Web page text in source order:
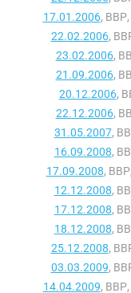
17.01.2006, ВВР,
22.02.2006,
23.02.2006,
21.09.2006,
20.12.2006,
22.12.2006,
31.05.2007,
16.09.2008,
17.09.2008,
12.12.2008,
17.12.2008,
18.12.2008,
25.12.2008,
03.03.2009,
14.04.2009,